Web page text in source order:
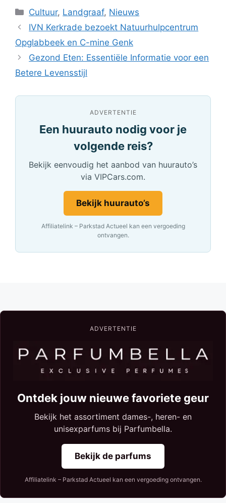
Categorieën
Cultuur, Landgraaf, Nieuws
IVN Kerkrade bezoekt Natuurhulpcentrum
Opglabbeek en C-mine Genk
Gezond Eten: Essentiële Informatie voor een
Betere Levensstijl
ADVERTENTIE
Een huurauto nodig voor je
volgende reis?
Bekijk eenvoudig het aanbod van huurauto’s
via VIPCars.com.
Bekijk huurauto’s
Affiliatelink – Parkstad Actueel kan een vergoeding
ontvangen.
ADVERTENTIE
Ontdek jouw nieuwe favoriete geur
Bekijk het assortiment dames-, heren- en
unisexparfums bij Parfumbella.
Bekijk de parfums
Affiliatelink – Parkstad Actueel kan een vergoeding ontvangen.